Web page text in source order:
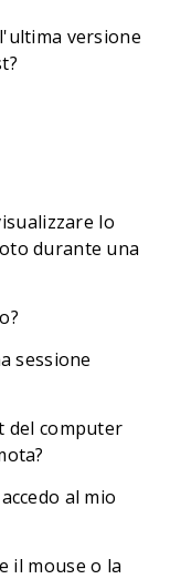
versione
lo
durante una
sessione
del computer
al mio
il mouse o la